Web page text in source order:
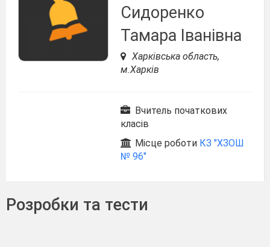
Сидоренко
Тамара Іванівна
Харківська область,
м.Харків
Вчитель початкових
класів
Місце роботи КЗ "ХЗОШ
№ 96"
Розробки та тести